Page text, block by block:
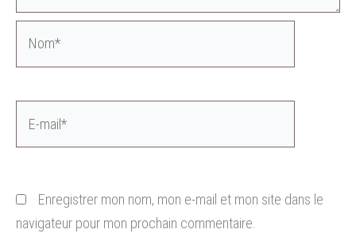
Enregistrer mon nom, mon e-mail et mon site dans le
navigateur pour mon prochain commentaire.